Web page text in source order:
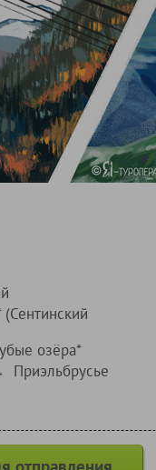
озёра*
Приэльбрусье